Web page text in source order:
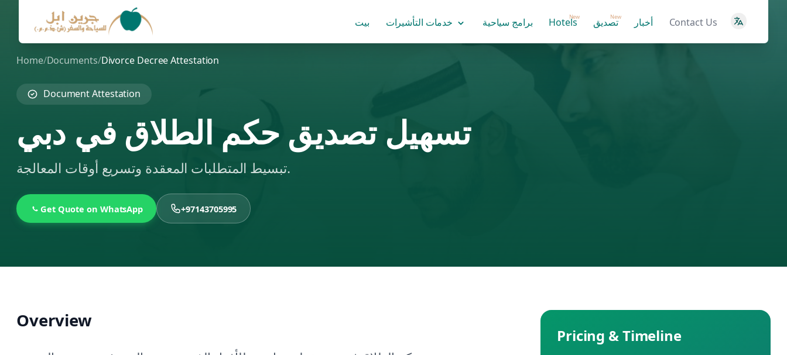
بيت خدمات التأشيرات برامج سياحية Hotels
New تصديق
New أخبار Contact Us
Home/Documents/Divorce Decree Attestation
Document Attestation
تسهيل تصديق حكم الطلاق في دبي
تبسيط المتطلبات المعقدة وتسريع أوقات المعالجة.
Get Quote on WhatsApp +97143705995
Overview
Pricing & Timeline